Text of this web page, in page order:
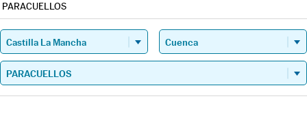
PARACUELLOS